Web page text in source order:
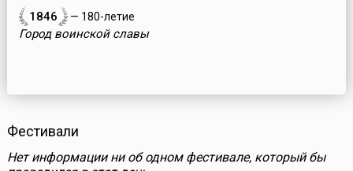
1846 — 180-летие
Город воинской славы
Фестивали
Нет информации ни об одном фестивале, который бы